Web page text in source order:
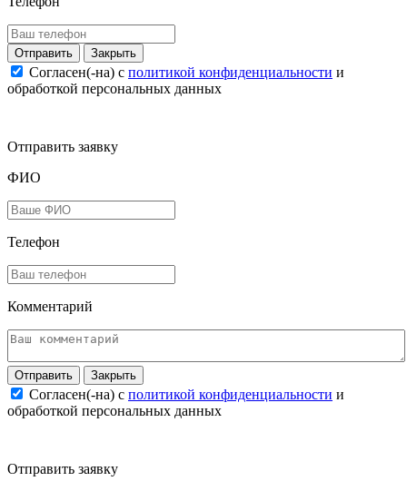
Закрыть
Согласен(-на) c политикой конфиденциальности и
обработкой персональных данных
Отправить заявку
ФИО
Телефон
Комментарий
Закрыть
Согласен(-на) c политикой конфиденциальности и
обработкой персональных данных
Отправить заявку